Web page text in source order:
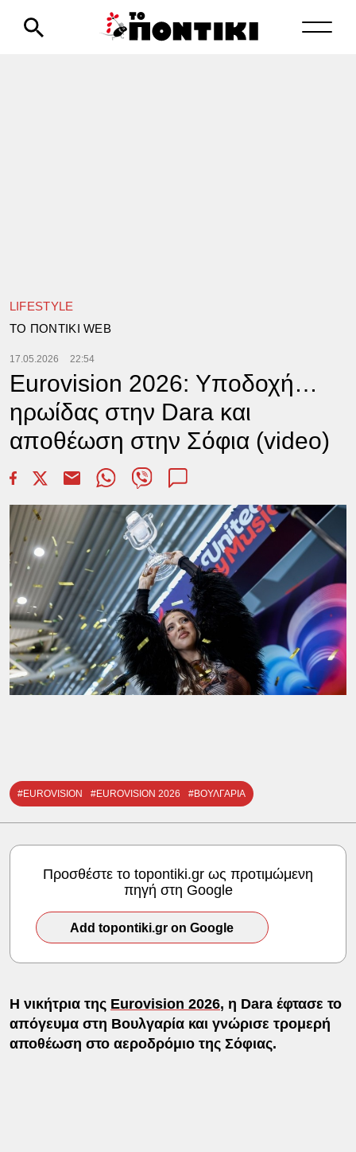
LIFESTYLE
TΟ ΠΟΝΤΙΚΙ WEB
17.05.2026 22:54
Eurovision 2026: Υποδοχή…
ηρωίδας στην Dara και
αποθέωση στην Σόφια (video)
#EUROVISION #EUROVISION 2026 #ΒΟΥΛΓΑΡΙΑ
Προσθέστε το topontiki.gr ως προτιμώμενη
πηγή στη Google
Add topontiki.gr on Google
Η νικήτρια της Eurovision 2026, η Dara έφτασε το
απόγευμα στη Βουλγαρία και γνώρισε τρομερή
αποθέωση στο αεροδρόμιο της Σόφιας.